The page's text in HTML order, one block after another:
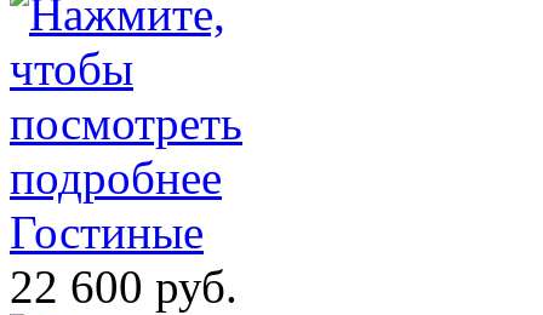
Гостиные
22 600 руб.